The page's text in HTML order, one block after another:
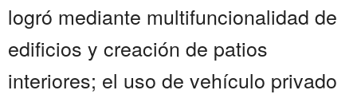
logró mediante multifuncionalidad de
edificios y creación de patios
interiores; el uso de vehículo privado